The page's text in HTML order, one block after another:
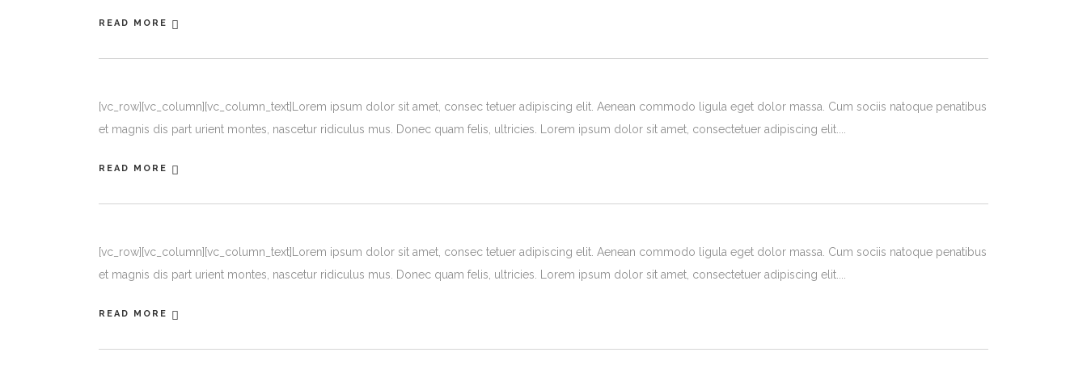
READ MORE
[vc_row][vc_column][vc_column_text]Lorem ipsum dolor sit amet, consec tetuer adipiscing elit. Aenean commodo ligula eget dolor massa. Cum sociis natoque penatibus
et magnis dis part urient montes, nascetur ridiculus mus. Donec quam felis, ultricies. Lorem ipsum dolor sit amet, consectetuer adipiscing elit.
READ MORE
[vc_row][vc_column][vc_column_text]Lorem ipsum dolor sit amet, consec tetuer adipiscing elit. Aenean commodo ligula eget dolor massa. Cum sociis natoque penatibus
et magnis dis part urient montes, nascetur ridiculus mus. Donec quam felis, ultricies. Lorem ipsum dolor sit amet, consectetuer adipiscing elit.
READ MORE